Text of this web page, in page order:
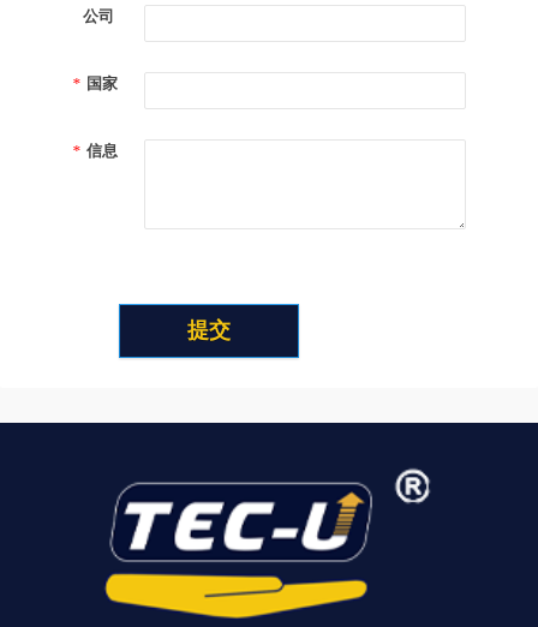
公司
* 国家
* 信息
提交